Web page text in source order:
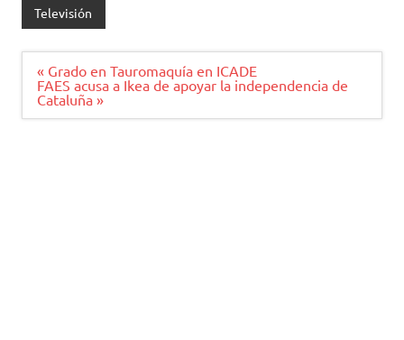
Televisión
Navegación
de
entradas
« Grado en Tauromaquía en ICADE
FAES acusa a Ikea de apoyar la independencia de
Cataluña »